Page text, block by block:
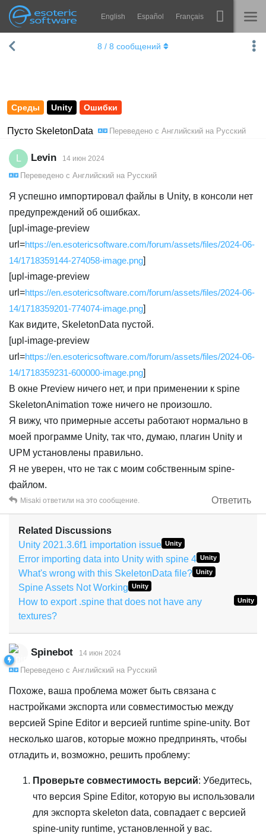
Esoteric Software
Navigation English Español Français
ГЛАВНАЯ
КОНТАКТЫ
Spine
Примеры
Справка
Попробовать
Купить
Среды Unity Ошибки
Пусто SkeletonData Переведено с Английский на Русский
8 / 8 сообщений
Levin 14 июн 2024
Переведено с Английский на Русский
Я успешно импортировал файлы в Unity, в консоли нет
предупреждений об ошибках.
[upl-image-preview
url=https://en.esotericsoftware.com/forum/assets/files/2024-06-
14/1718359144-274058-image.png]
[upl-image-preview
url=https://en.esotericsoftware.com/forum/assets/files/2024-06-
14/1718359201-774074-image.png]
Как видите, SkeletonData пустой.
[upl-image-preview
url=https://en.esotericsoftware.com/forum/assets/files/2024-06-
14/1718359231-600000-image.png]
В окне Preview ничего нет, и при применении к spine
SkeletonAnimation тоже ничего не произошло.
Я вижу, что примерные ассеты работают нормально в
моей программе Unity, так что, думаю, плагин Unity и
UPM установлены правильно.
Я не уверен, что не так с моим собственным spine-
файлом.
Ответить
Misaki ответили на это сообщение.
Related Discussions
Unity 2021.3.6f1 importation issue Unity
Error importing data into Unity with spine 4 Unity
What's wrong with this SkeletonData file? Unity
Spine Assets Not Working Unity
How to export .spine that does not have any
textures?
Unity
Spinebot 14 июн 2024
Переведено с Английский на Русский
Похоже, ваша проблема может быть связана с
настройками экспорта или совместимостью между
версией Spine Editor и версией runtime spine-unity. Вот
несколько шагов, которые можно предпринять, чтобы
отладить и, возможно, решить проблему:
Проверьте совместимость версий: Убедитесь,
что версия Spine Editor, которую вы использовали
для экспорта skeleton data, совпадает с версией
spine-unity runtime, установленной у вас.